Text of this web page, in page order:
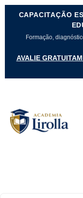
CAPACITAÇÃO
Formação,
AVALIE